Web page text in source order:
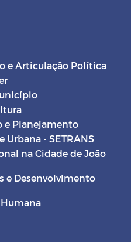
e Articulação Política
e Planejamento
Urbana - SETRANS
na Cidade de João
e Desenvolvimento